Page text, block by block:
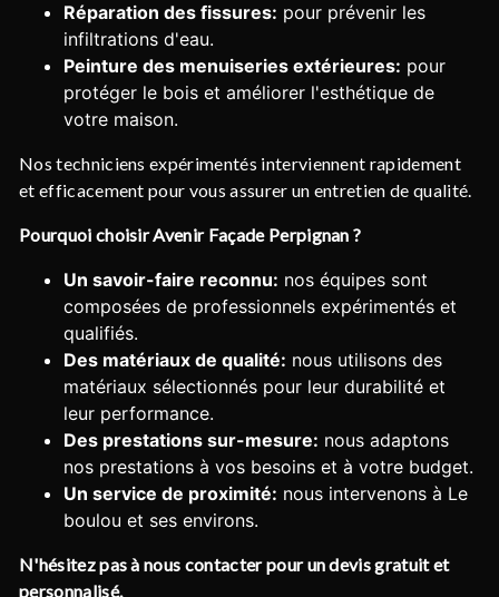
Réparation des fissures: pour prévenir les
infiltrations d'eau.
Peinture des menuiseries extérieures: pour
protéger le bois et améliorer l'esthétique de
votre maison.
Nos techniciens expérimentés interviennent rapidement
et efficacement pour vous assurer un entretien de qualité.
Pourquoi choisir Avenir Façade Perpignan ?
Un savoir-faire reconnu: nos équipes sont
composées de professionnels expérimentés et
qualifiés.
Des matériaux de qualité: nous utilisons des
matériaux sélectionnés pour leur durabilité et
leur performance.
Des prestations sur-mesure: nous adaptons
nos prestations à vos besoins et à votre budget.
Un service de proximité: nous intervenons à Le
boulou et ses environs.
N'hésitez pas à nous contacter pour un devis gratuit et
personnalisé.